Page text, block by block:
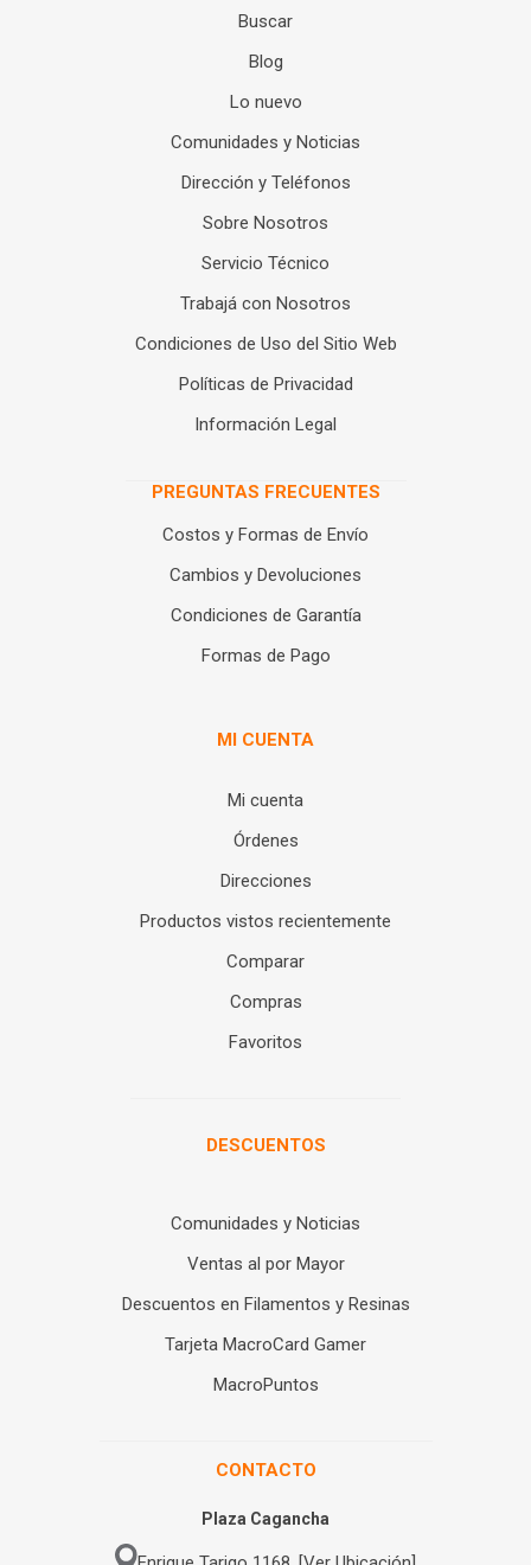
Buscar
Blog
Lo nuevo
Comunidades y Noticias
Dirección y Teléfonos
Sobre Nosotros
Servicio Técnico
Trabajá con Nosotros
Condiciones de Uso del Sitio Web
Políticas de Privacidad
Información Legal
PREGUNTAS FRECUENTES
Costos y Formas de Envío
Cambios y Devoluciones
Condiciones de Garantía
Formas de Pago
MI CUENTA
Mi cuenta
Órdenes
Direcciones
Productos vistos recientemente
Comparar
Compras
Favoritos
DESCUENTOS
Comunidades y Noticias
Ventas al por Mayor
Descuentos en Filamentos y Resinas
Tarjeta MacroCard Gamer
MacroPuntos
CONTACTO
Plaza Cagancha